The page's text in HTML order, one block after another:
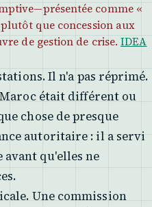
comme «
que concession aux
de gestion de crise.IDEA
Il n'a pas réprimé.
était différent ou
chose de presque
autoritaire : il a servi
avant qu'elles ne
Une commission